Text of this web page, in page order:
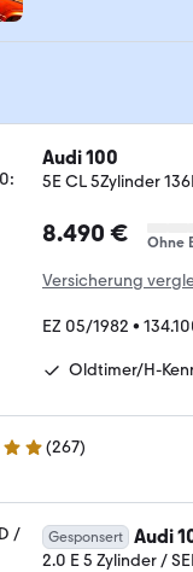
Audi 100
5E CL 5Zylinder
8.490 € Ohne
Versicherung
EZ 05/1982 •
Oldtimer/H-
(267)
Gesponsert Audi
2.0 E 5 Zylinder /